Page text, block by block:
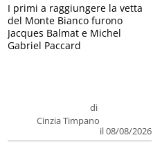
di
Cinzia Timpano
il 08/08/2026
I primi a raggiungere la vetta
del Monte Bianco furono
Jacques Balmat e Michel
Gabriel Paccard